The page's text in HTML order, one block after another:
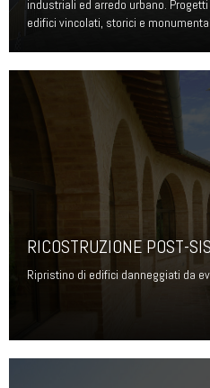
industriali ed arredo urbano.
edifici vincolati, storici e
RICOSTRUZIONE POST-
Ripristino di edifici danneggiati da